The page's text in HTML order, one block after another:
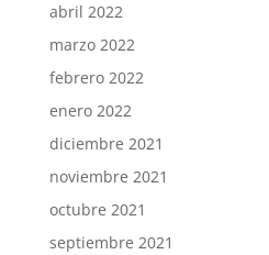
abril 2022
marzo 2022
febrero 2022
enero 2022
diciembre 2021
noviembre 2021
octubre 2021
septiembre 2021